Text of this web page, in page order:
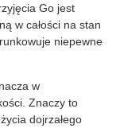
Go jest
w całości na stan
niepewne
w
Znaczy to
dojrzałego